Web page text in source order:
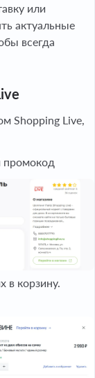
или
актуальные
всегда
Shopping Live,
промокод
в корзину.